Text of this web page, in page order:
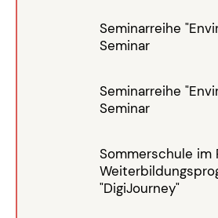
Seminarreihe
Seminar
Seminarreihe
Seminar
Sommerschule im
"DigiJourney"